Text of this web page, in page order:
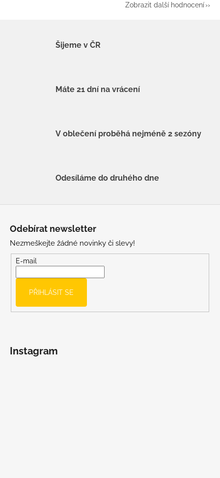
Zobrazit další hodnocení
Šijeme v ČR
Máte 21 dní na vrácení
V oblečení proběhá nejméně 2 sezóny
Odesíláme do druhého dne
Odebírat newsletter
Nezmeškejte žádné novinky či slevy!
E-mail
PŘIHLÁSIT SE
Instagram